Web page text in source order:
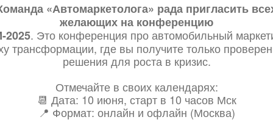
«Автомаркетолога» рада пригласить
желающих на конференцию
2025. Это конференция про автомобильный
трансформации, где вы получите только
решения для роста в кризис.
Отмечайте в своих календарях:
📆 Дата: 10 июня, старт в 10 часов Мск
📍 Формат: онлайн и офлайн (Москва)